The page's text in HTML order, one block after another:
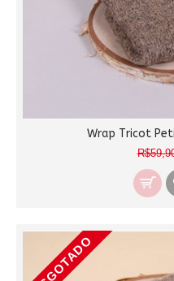
Wrap Tricot
ESGOTADO